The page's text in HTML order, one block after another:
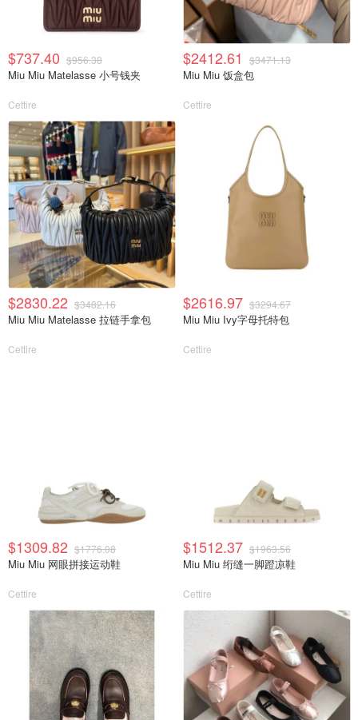
$737.40 $956.38
Miu Miu Matelasse 小号钱夹
Cettire
$2412.61 $3471.13
Miu Miu 饭盒包
Cettire
$2830.22 $3482.16
Miu Miu Matelasse 拉链手拿包
Cettire
$2616.97 $3294.67
Miu Miu Ivy字母托特包
Cettire
$1309.82 $1776.08
Miu Miu 网眼拼接运动鞋
Cettire
$1512.37 $1963.56
Miu Miu 绗缝一脚蹬凉鞋
Cettire